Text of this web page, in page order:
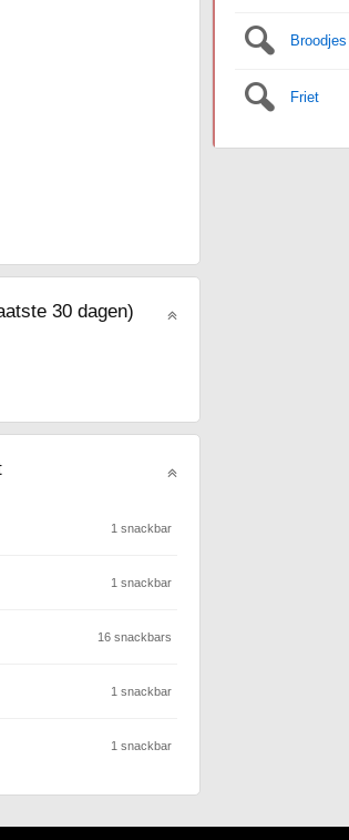
30 dagen)
1 snackbar
1 snackbar
16 snackbars
1 snackbar
1 snackbar
Broodjes
Friet